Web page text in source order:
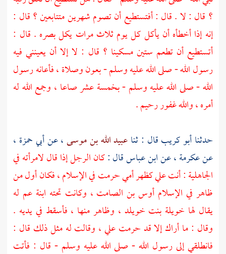
؟ قال : لا . قال : أفتستطيع أن تصوم شهرين متتابعين ؟ قال :
إنه إذا أخطأه أن يأكل كل يوم ثلاث مرات يكل بصره . قال :
أتستطيع أن تطعم ستين مسكينا ؟ قال : لا إلا أن يعينني فيه
رسول الله - صلى الله عليه وسلم - بعون وصلاة ، فأعانه رسول
الله - صلى الله عليه وسلم - بخمسة عشر صاعا ، وجمع الله له
أمره ، والله غفور رحيم .
حدثناأبو كريبقال : ثناعبيد الله بن موسى، عنأبي حمزة ،
عنعكرمة، عنابن عباسقال :كان الرجل إذا قال لامرأته في
الجاهلية : أنت علي كظهر أمي حرمت في الإسلام ، فكان أول من
ظاهر في الإسلام أوس بن الصامت ، وكانت تحته ابنة عم له
يقال لها خويلة بنت خويلد ، وظاهر منها ، فأسقط في يديه .
وقال : ما أراك إلا قد حرمت علي ، وقالت له مثل ذلك قال :
فانطلقي إلى رسول الله - صلى الله عليه وسلم - قال : فأتت